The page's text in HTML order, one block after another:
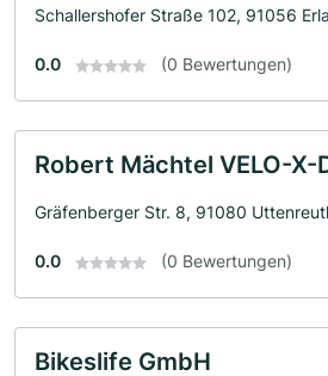
Schallershofer Straße 102, 91056
0.0 (0 Bewertungen)
Robert Mächtel VELO-X-
Gräfenberger Str. 8, 91080
0.0 (0 Bewertungen)
Bikeslife GmbH